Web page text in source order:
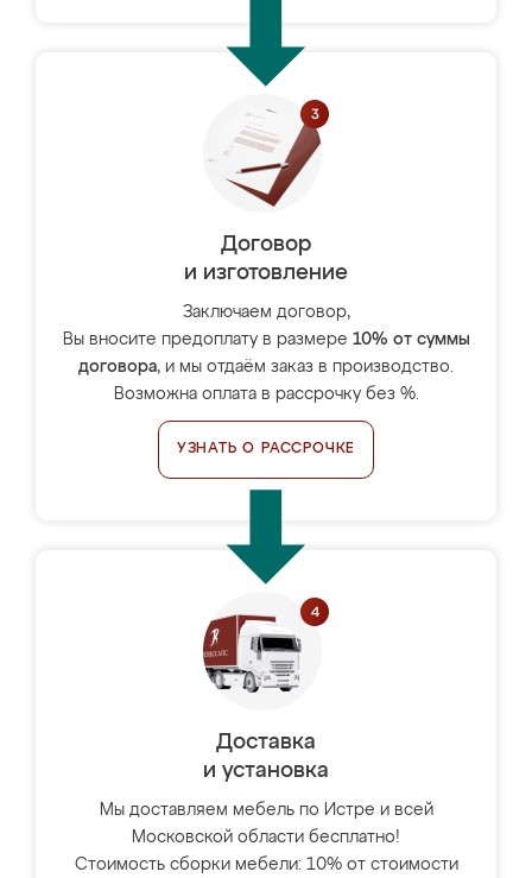
Договор
и изготовление
Заключаем договор,
Вы вносите предоплату в размере 10% от суммы
договора, и мы отдаём заказ в производство.
Возможна оплата в рассрочку без %.
УЗНАТЬ О РАССРОЧКЕ
Доставка
и установка
Мы доставляем мебель по Истре и всей
Московской области бесплатно!
Стоимость сборки мебели: 10% от стоимости